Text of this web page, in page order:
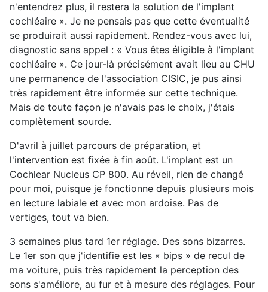
n'entendrez plus, il restera la solution de l'implant
cochléaire ». Je ne pensais pas que cette éventualité
se produirait aussi rapidement. Rendez-vous avec lui,
diagnostic sans appel : « Vous êtes éligible à l'implant
cochléaire ». Ce jour-là précisément avait lieu au CHU
une permanence de l'association CISIC, je pus ainsi
très rapidement être informée sur cette technique.
Mais de toute façon je n'avais pas le choix, j'étais
complètement sourde.
D'avril à juillet parcours de préparation, et
l'intervention est fixée à fin août. L'implant est un
Cochlear Nucleus CP 800. Au réveil, rien de changé
pour moi, puisque je fonctionne depuis plusieurs mois
en lecture labiale et avec mon ardoise. Pas de
vertiges, tout va bien.
3 semaines plus tard 1er réglage. Des sons bizarres.
Le 1er son que j'identifie est les « bips » de recul de
ma voiture, puis très rapidement la perception des
sons s'améliore, au fur et à mesure des réglages. Pour